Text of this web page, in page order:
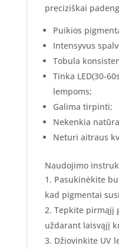
preciziškai
Puikios
Intensyvus
Tobula
Tinka LED(30-
lempoms;
Galima tirpinti;
Nekenkia
Neturi aitraus
Naudojimo
Pasukinėkite
kad pigmentai
Tepkite pirmąjį
uždarant laisvąjį
Džiovinkite UV